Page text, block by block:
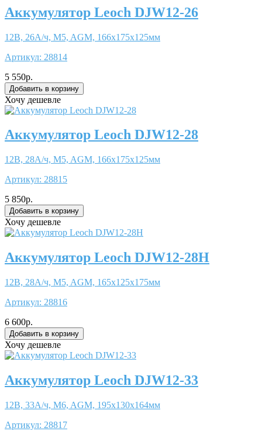
Аккумулятор Leoch DJW12-26
12В, 26А/ч, M5, AGM, 166x175x125мм
Артикул: 28814
5 550р.
Хочу дешевле
Аккумулятор Leoch DJW12-28
12В, 28А/ч, M5, AGM, 166x175x125мм
Артикул: 28815
5 850р.
Хочу дешевле
Аккумулятор Leoch DJW12-28H
12В, 28А/ч, M5, AGM, 165x125x175мм
Артикул: 28816
6 600р.
Хочу дешевле
Аккумулятор Leoch DJW12-33
12В, 33А/ч, M6, AGM, 195x130x164мм
Артикул: 28817